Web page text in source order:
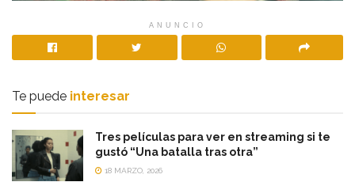
ANUNCIO
Te puede interesar
Tres películas para ver en streaming si te
gustó “Una batalla tras otra”
18 MARZO, 2026